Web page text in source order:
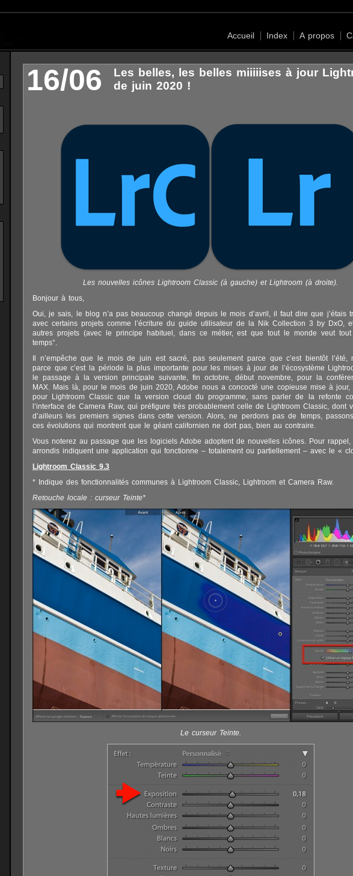
Accueil Index A propos
16/06
Les belles, les belles miiiiises à jour
de juin 2020 !
Les nouvelles icônes Lightroom Classic (à gauche) et Lightroom (à droite).
Bonjour à tous,
Oui, je sais, le blog n’a pas beaucoup changé depuis le mois d’avril, il faut dire que j’étais
avec certains projets comme l’écriture du guide utilisateur de la Nik Collection 3 by DxO,
autres projets (avec le principe habituel, dans ce métier, est que tout le monde veut
temps°.
Il n’empêche que le mois de juin est sacré, pas seulement parce que c’est bientôt l’été,
parce que c’est la période la plus importante pour les mises à jour de l’écosystème
le passage à la version principale suivante, fin octobre, début novembre, pour la
MAX. Mais là, pour le mois de juin 2020, Adobe nous a concocté une copieuse mise à jour,
pour Lightroom Classic que la version cloud du programme, sans parler de la refonte
l’interface de Camera Raw, qui préfigure très probablement celle de Lightroom Classic, dont
d’ailleurs les premiers signes dans cette version. Alors, ne perdons pas de temps,
ces évolutions qui montrent que le géant californien ne dort pas, bien au contraire.
Vous noterez au passage que les logiciels Adobe adoptent de nouvelles icônes. Pour
arrondis indiquent une application qui fonctionne – totalement ou partiellement – avec le «
Lightroom Classic 9.3
* Indique des fonctionnalités communes à Lightroom Classic, Lightroom et Camera Raw.
Retouche locale : curseur Teinte*
Le curseur Teinte.